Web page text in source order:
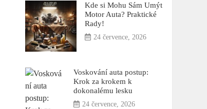
Kde si Mohu Sám Umýt
Motor Auta? Praktické
Rady!
24 července, 2026
Voskování auta postup:
Krok za krokem k
dokonalému lesku
24 července, 2026